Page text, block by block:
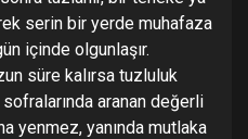
serin bir yerde muhafaza
içinde olgunlaşır.
süre kalırsa tuzluluk
aranan değerli
yenmez, yanında mutlaka